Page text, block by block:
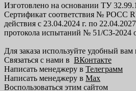
Изготовлено на основании ТУ
Сертификат соответствия № РОСС
действия с 23.04.2024 г. по
протокола испытаний № 51/СЗ-2024
Для заказа используйте удобный вам
Связаться с нами в ВКонтакте
Написать менеджеру в Телеграмм
Написать менеджеру в Max
Воспользоваться этим сайтом